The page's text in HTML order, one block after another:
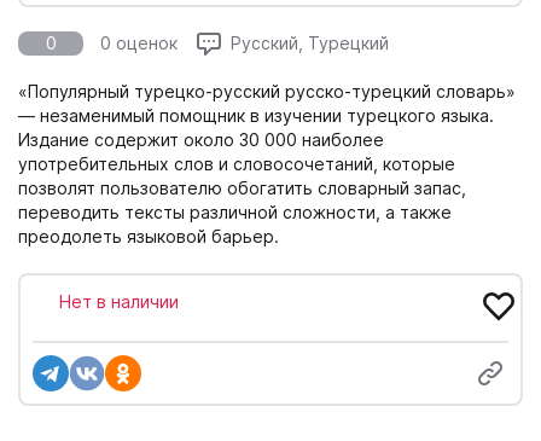
0 0 оценок Русский, Турецкий
«Популярный турецко-русский русско-турецкий словарь»
— незаменимый помощник в изучении турецкого языка.
Издание содержит около 30 000 наиболее
употребительных слов и словосочетаний, которые
позволят пользователю обогатить словарный запас,
переводить тексты различной сложности, а также
преодолеть языковой барьер.
Нет в наличии